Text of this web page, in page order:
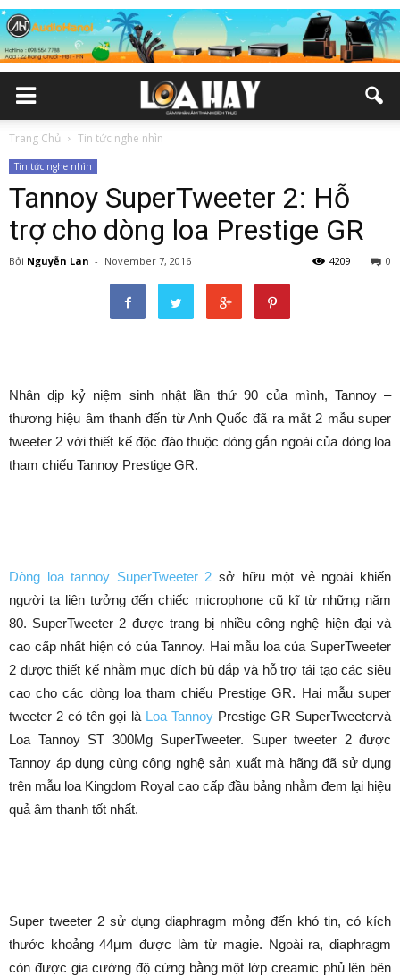
Trang Chủ Tin tức nghe nhìn
Tin tức nghe nhìn
Tannoy SuperTweeter 2: Hỗ
trợ cho dòng loa Prestige GR
Bởi Nguyễn Lan - November 7, 2016 0
4209
Nhân dịp kỷ niệm sinh nhật lần thứ 90 của mình, Tannoy –
thương hiệu âm thanh đến từ Anh Quốc đã ra mắt 2 mẫu super
tweeter 2 với thiết kế độc đáo thuộc dòng gắn ngoài của dòng loa
tham chiếu Tannoy Prestige GR.
Dòng loa tannoy SuperTweeter 2 sở hữu một vẻ ngoài khiến
người ta liên tưởng đến chiếc microphone cũ kĩ từ những năm
80. SuperTweeter 2 được trang bị nhiều công nghệ hiện đại và
cao cấp nhất hiện có của Tannoy. Hai mẫu loa của SuperTweeter
2 được thiết kế nhằm mục đích bù đắp và hỗ trợ tái tạo các siêu
cao cho các dòng loa tham chiếu Prestige GR. Hai mẫu super
tweeter 2 có tên gọi là Loa TannoyPrestige GR SuperTweetervà
Loa Tannoy ST 300Mg SuperTweeter. Super tweeter 2 được
Tannoy áp dụng cùng công nghệ sản xuất mà hãng đã sử dụng
trên mẫu loa Kingdom Royal cao cấp đầu bảng nhằm đem lại hiệu
quả âm thanh tốt nhất.
Super tweeter 2 sử dụng diaphragm mỏng đến khó tin, có kích
thước khoảng 44μm được làm từ magie. Ngoài ra, diaphragm
còn được gia cường độ cứng bằng một lớp creamic phủ lên bên